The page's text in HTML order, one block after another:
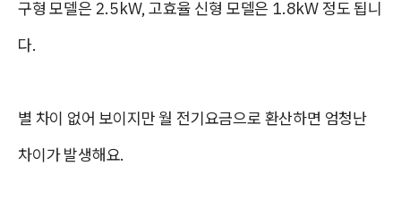
구형 모델은 2.5kW, 고효율 신형 모델은 1.8kW 정도 됩니
다.
별 차이 없어 보이지만 월 전기요금으로 환산하면 엄청난
차이가 발생해요.